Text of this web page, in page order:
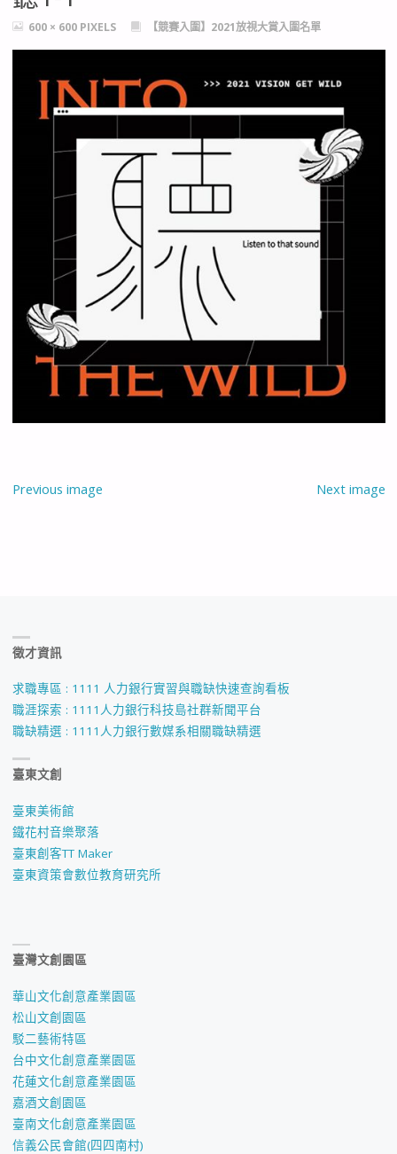
FULL600 × 600 PIXELS 【競賽入圍】2021放視大賞入圍名單
Previous image Next image
徵才資訊
求職專區 : 1111 人力銀行實習與職缺快速查詢看板
職涯探索 : 1111人力銀行科技島社群新聞平台
職缺精選 : 1111人力銀行數媒系相關職缺精選
臺東文創
臺東美術館
鐵花村音樂聚落
臺東創客TT Maker
臺東資策會數位教育研究所
臺灣文創園區
華山文化創意產業園區
松山文創園區
駁二藝術特區
台中文化創意產業園區
花蓮文化創意產業園區
嘉酒文創園區
臺南文化創意產業園區
信義公民會館(四四南村)